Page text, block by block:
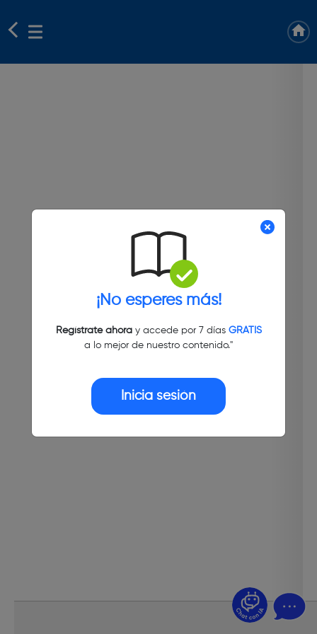
¡No esperes más!
Regístrate ahoray accede por 7 días GRATIS
a lo mejor de nuestro contenido."
Inicia sesión